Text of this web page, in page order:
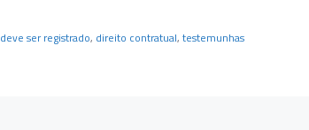
deve ser registrado, direito contratual,testemunhas